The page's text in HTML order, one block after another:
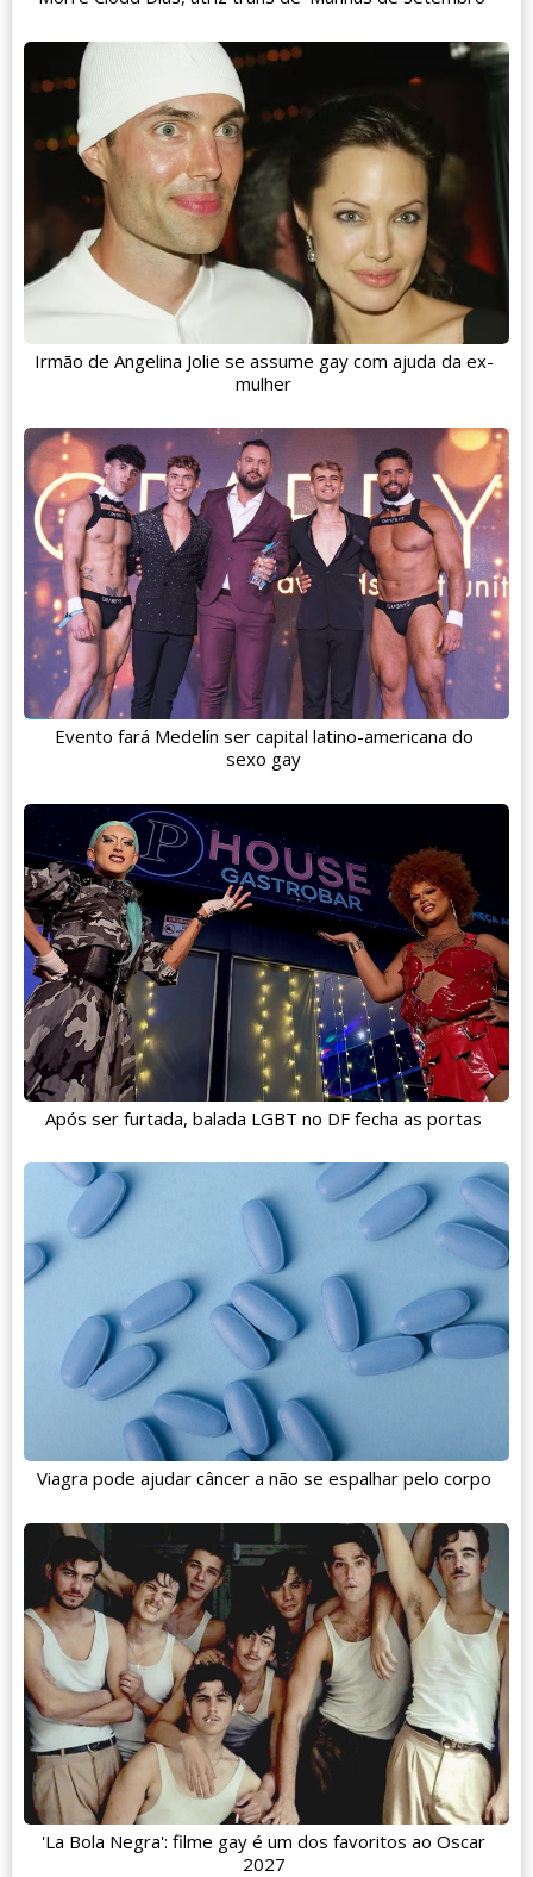
Irmão de Angelina Jolie se assume gay com ajuda da ex-
mulher
Evento fará Medelín ser capital latino-americana do
sexo gay
Após ser furtada, balada LGBT no DF fecha as portas
Viagra pode ajudar câncer a não se espalhar pelo corpo
'La Bola Negra': filme gay é um dos favoritos ao Oscar
2027